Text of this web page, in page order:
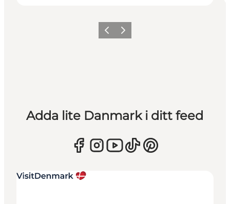
Föregående
Nästa
Adda lite Danmark i ditt feed